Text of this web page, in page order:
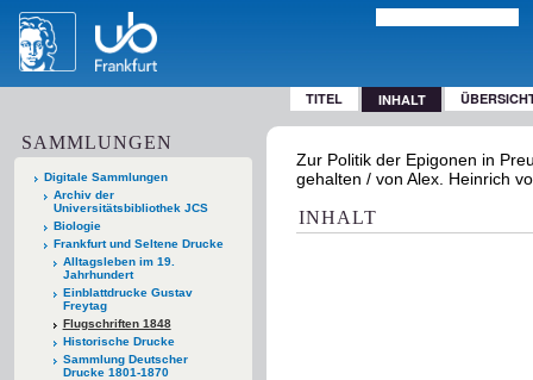
TITEL INHALT
SAMMLUNGEN
Digitale Sammlungen
Archiv der
Universitätsbibliothek JCS
Biologie
Frankfurt und Seltene Drucke
Alltagsleben im 19.
Jahrhundert
Einblattdrucke Gustav
Freytag
Flugschriften 1848
Historische Drucke
Sammlung Deutscher
Drucke 1801-1870
Zur Politik der Epigonen in
gehalten / von Alex. Heinrich
INHALT